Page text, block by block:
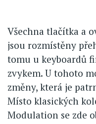
Všechna tlačítka a
jsou rozmístěny
tomu u keyboardů
zvykem. U tohoto
změny, která je
Místo klasických
Modulation se zde